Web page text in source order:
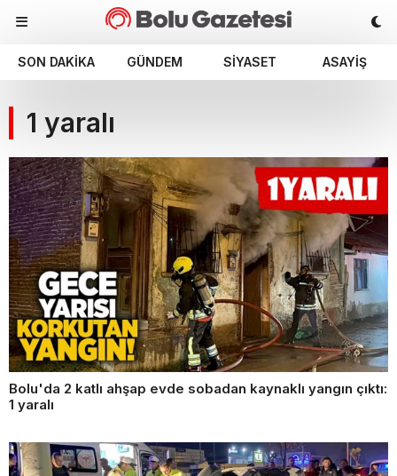
SON DAKIKA GÜNDEM SIYASET ASAYIŞ
1 yaralı
Bolu'da 2 katlı ahşap evde sobadan kaynaklı yangın çıktı:
1 yaralı